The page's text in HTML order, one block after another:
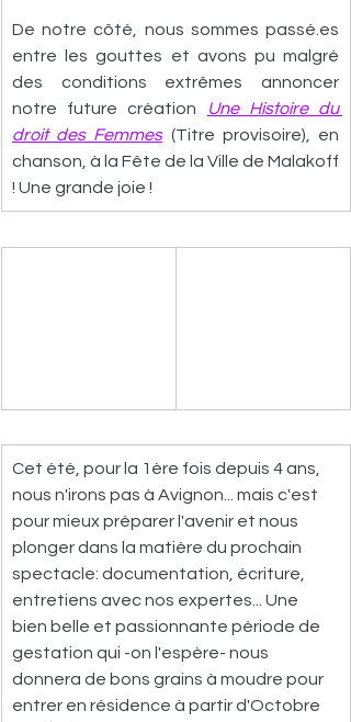
De notre côté, nous sommes passé.es
entre les gouttes et avons pu malgré
des conditions extrêmes annoncer
notre future création
Une Histoire du
droit des Femmes (Titre provisoire), en
chanson, à la Fête de la Ville de Malakoff
! Une grande joie !
Cet été, pour la 1ère fois depuis 4 ans,
nous n'irons pas à Avignon... mais c'est
pour mieux préparer l'avenir et nous
plonger dans la matière du prochain
spectacle: documentation, écriture,
entretiens avec nos expertes... Une
bien belle et passionnante période de
gestation qui -on l'espère- nous
donnera de bons grains à moudre pour
entrer en résidence à partir d'Octobre